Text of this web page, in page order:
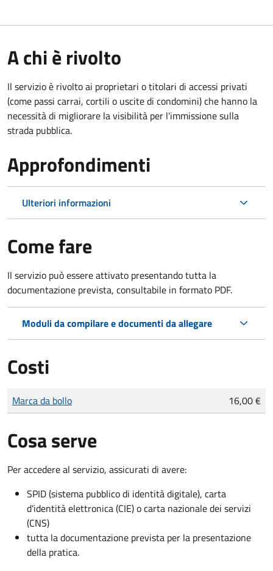
A chi è rivolto
Il servizio è rivolto ai proprietari o titolari di accessi privati
(come passi carrai, cortili o uscite di condomini) che hanno la
necessità di migliorare la visibilità per l'immissione sulla
strada pubblica.
Approfondimenti
Ulteriori informazioni
Come fare
Il servizio può essere attivato presentando tutta la
documentazione prevista, consultabile in formato PDF.
Moduli da compilare e documenti da allegare
Costi
Tipo di pagamento
Importo
Marca da bollo 16,00 €
Cosa serve
Per accedere al servizio, assicurati di avere:
SPID (sistema pubblico di identità digitale), carta
d’identità elettronica (CIE) o carta nazionale dei servizi
(CNS)
tutta la documentazione prevista per la presentazione
della pratica.